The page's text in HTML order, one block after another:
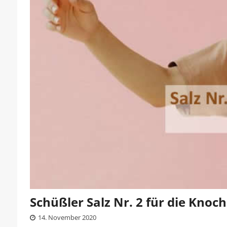
Schüßler Salz Nr. 2 für die
14. November 2020